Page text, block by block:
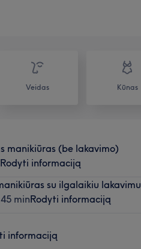
Veidas Kūnas
manikiūras (be lakavimo)
Rodyti informaciją
su ilgalaikiu lakavimu
minRodyti informaciją
informaciją